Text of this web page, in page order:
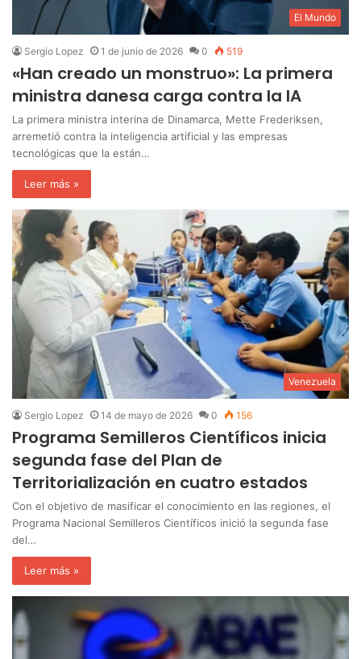
El Mundo
Sergio Lopez 1 de junio de 2026 0 519
«Han creado un monstruo»: La primera
ministra danesa carga contra la IA
La primera ministra interina de Dinamarca, Mette Frederiksen,
arremetió contra la inteligencia artificial y las empresas
tecnológicas que la están…
Leer más »
Venezuela
Sergio Lopez 14 de mayo de 2026 0 156
Programa Semilleros Científicos inicia
segunda fase del Plan de
Territorialización en cuatro estados
Con el objetivo de masificar el conocimiento en las regiones, el
Programa Nacional Semilleros Científicos inició la segunda fase
del…
Leer más »